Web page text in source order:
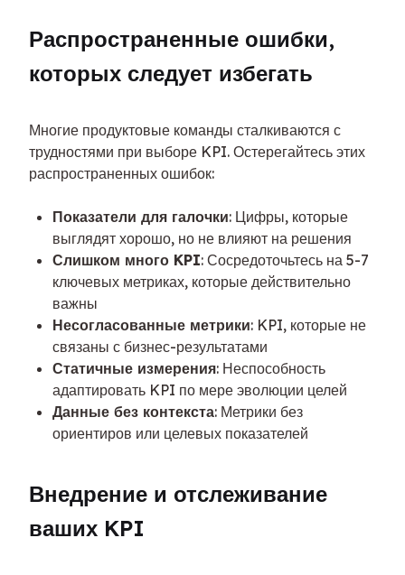
Распространенные ошибки,
которых следует избегать
Многие продуктовые команды сталкиваются с
трудностями при выборе KPI. Остерегайтесь этих
распространенных ошибок:
Показатели для галочки: Цифры, которые
выглядят хорошо, но не влияют на решения
Слишком много KPI: Сосредоточьтесь на 5-7
ключевых метриках, которые действительно
важны
Несогласованные метрики: KPI, которые не
связаны с бизнес-результатами
Статичные измерения: Неспособность
адаптировать KPI по мере эволюции целей
Данные без контекста: Метрики без
ориентиров или целевых показателей
Внедрение и отслеживание
ваших KPI